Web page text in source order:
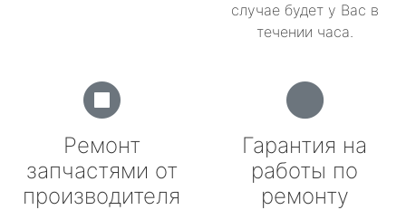
случае будет у Вас в
течении часа.
Ремонт
запчастями от
производителя
Гарантия на
работы по
ремонту